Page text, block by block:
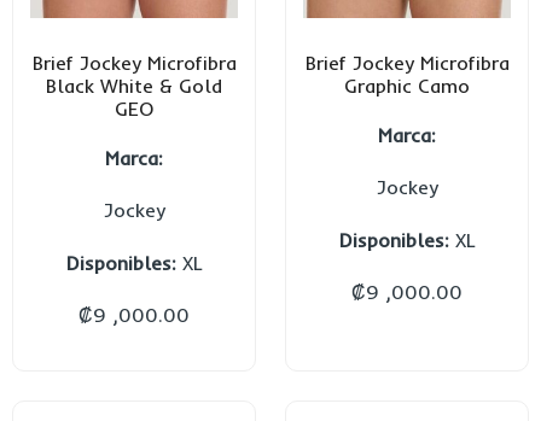
Brief Jockey Microfibra
Black White & Gold
GEO
Marca:
Jockey
Disponibles:XL
₡9 ,000.00
Brief Jockey Microfibra
Graphic Camo
Marca:
Jockey
Disponibles:XL
₡9 ,000.00